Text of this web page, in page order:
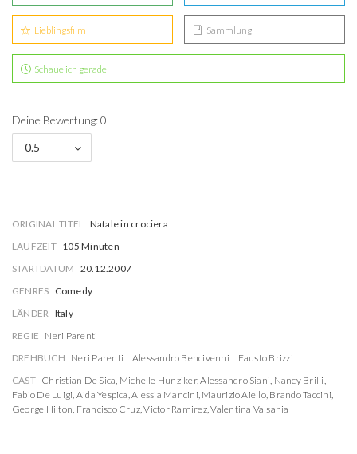
Lieblingsfilm Sammlung
Schaue ich gerade
Deine Bewertung: 0
0.5
ORIGINAL TITEL Natale in crociera
LAUFZEIT 105 Minuten
STARTDATUM 20.12.2007
GENRES Comedy
LÄNDER Italy
REGIE Neri Parenti
DREHBUCH Neri Parenti Alessandro Bencivenni
Fausto Brizzi
CAST Christian De Sica, Michelle Hunziker,Alessandro Siani, Nancy Brilli,
Fabio De Luigi, Aida Yespica,Alessia Mancini, Maurizio Aiello, Brando Taccini,
George Hilton, Francisco Cruz,Victor Ramirez,Valentina Valsania